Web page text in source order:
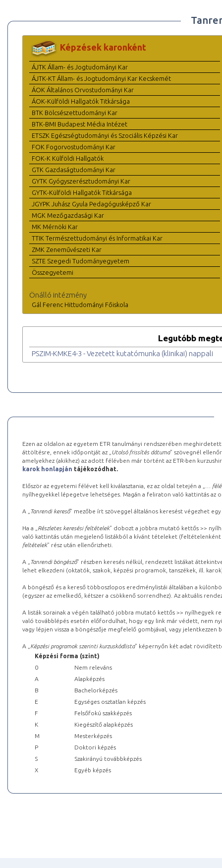
Képzések karonként
ÁJTK Állam- és Jogtudományi Kar
ÁJTK-KT Állam- és Jogtudományi Kar Kecskemét
ÁOK Általános Orvostudományi Kar
ÁOK-Külföldi Hallgatók Titkársága
BTK Bölcsészettudományi Kar
BTK-BMI Budapest Média Intézet
ETSZK Egészségtudományi és Szociális Képzési Kar
FOK Fogorvostudományi Kar
FOK-K Külföldi Hallgatók
GTK Gazdaságtudományi Kar
GYTK Gyógyszerésztudományi Kar
GYTK-Külföldi Hallgatók Titkársága
JGYPK Juhász Gyula Pedagógusképző Kar
MGK Mezőgazdasági Kar
MK Mérnöki Kar
TTIK Természettudományi és Informatikai Kar
ZMK Zeneművészeti Kar
SZTE Szegedi Tudományegyetem
Összegyetemi
Önálló intézmény
Gál Ferenc Hittudományi Főiskola
Legutóbb
PSZIM-KMKE4-3 - Vezetett kutatómunka (klinikai) nappali
Ezen az oldalon az egyetem ETR tanulmányi rendszerében
áttöltésre, ennek időpontját az „ Utolsó frissítés dátuma” szövegnél
amelyekhez (akikhez) az adott félévben már történt az ETR-ben
karok honlapján tájékozódhat.
Először az egyetemi félévet kell kiválasztania, ez az oldal tetején a „
…
nyílhegyekkel lépegetve lehetséges. Magán a feliraton való kattintás az
A „ Tanrendi kereső” mezőbe írt szöveggel általános keresést végezhet
Ha a „ Részletes keresési feltételek” dobozt a jobbra mutató kettős >>
való kattintás után megjelenő listákból a kívánt tételeket (feltételenként
feltételek” rész után ellenőrizheti.
A „ Tanrendi böngésző” részben keresés nélkül, rendezett listákat
lehet elkezdeni (oktatók, szakok, képzési programok, tanszékek, ill.
A böngésző és a kereső többoszlopos eredménylistái általában a
(egyszer az emelkedő, kétszer a csökkenő sorrendhez). Az aktuális
A listák sorainak a végén található jobbra mutató kettős >> nyílhegyek
való továbblépés esetén előfordulhat, hogy egy link már védett, nem
vagy lépjen vissza a böngészője megfelelő gombjával, vagy
A „ Képzési programok szerinti kurzuskódlista” képernyőn két adat
Képzési forma (szint)
0
Nem releváns
A
Alapképzés
B
Bachelorképzés
E
Egységes osztatlan képzés
F
Felsőfokú szakképzés
K
Kiegészítő alapképzés
M
Mesterképzés
P
Doktori képzés
S
Szakirányú továbbképzés
X
Egyéb képzés